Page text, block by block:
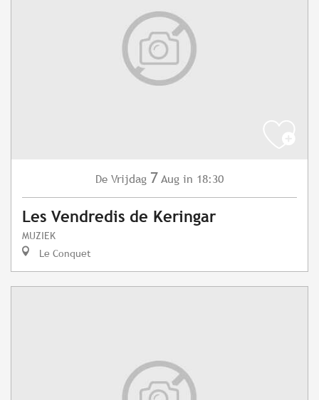
De Vrijdag 7 Aug in 18:30
Les Vendredis de Keringar
MUZIEK
Le Conquet